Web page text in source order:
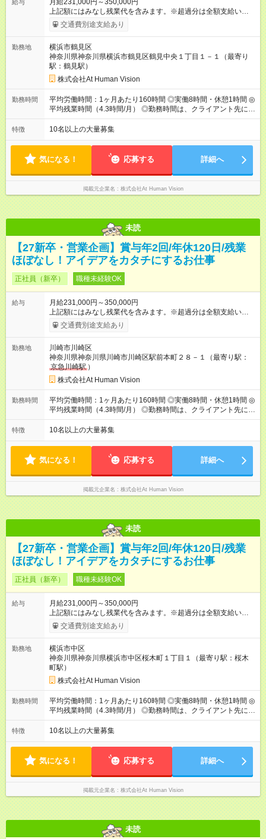
給与
月給231,000円～350,000円
上記額にはみなし残業代を含みます。※超過分は全額支給いたし
ます。 みなし残業代 24,000円 ～ 37,000円／月 みなし残業時
間 15時間／月 【給与】 月給： 大卒・院卒 ：243，000
（固定残業代 24，000円） 賞与：年２回 （業績連動型） 昇
給：年２回（3月、9月) 試用期間：6ヶ月 ※上記額にはみなし残
業代（月15時間分）が含まれた 金額になります。超過分は追加
で全額支給。 【頑張りを給与・キャリアに還元します】 年に2
回⼈事評価があり等級が決まります。 等級に合わせた給与設定
のため、若い内からでも頑張り次第で給与アップが叶います。
⼀般職（20～31万円）→リーダー（⽉給26～36万円） →係⻑
～58万円） 【試用期間】試用期間あり 試用期間の長さ：6ヶ月
※ 雇用形態と給与に、本採用時と異なる部分があります。 雇用
形態：本採用時と同じです。 給与：月給 224,000円 ～ 330,000
円 上記額にはみなし残業代を含みます。※超過分は全額支給い
たします。 みなし残業代 24,000円 ～ 34,000円／月 みなし残業
時間 15時間／月
交通費別途支給あり
勤務地
横浜市鶴見区
神奈川県神奈川県横浜市鶴見区鶴見中央１丁目１－１（最寄り
駅：鶴見駅）
株式会社At Human Vision
勤務時間
平均労働時間：1ヶ月あたり160時間 ◎実働8時間・休憩1時間 ◎
平均残業時間（4.3時間/月） ◎勤務時間は、クライアント先に
より異なります。 ※＜シフト例＞ 10:00～19:00／11:00～
20:00 平均労働時間：1ヶ月あたり160時間 ◎実働8時間・休憩1
先に より異なります。 ※＜シフト例＞ 10:00～19:00／11:00
～20:00
特徴 10名以上の大量募集
気になる！ 応募する 詳細へ
掲載元企業名 株式会社At Human Vision
未読
【27新卒・営業企画】賞与年2回/年休120日/残業
ほぼなし！アイデアをカタチにするお仕事
正社員（新卒） 職種未経験OK
給与
月給231,000円～350,000円
上記額にはみなし残業代を含みます。※超過分は全額支給いたし
ます。 みなし残業代 24,000円 ～ 37,000円／月 みなし残業時
間 15時間／月 【給与】 月給： 大卒・院卒 ：243，000
（固定残業代 24，000円） 賞与：年２回 （業績連動型） 昇
給：年２回（3月、9月) 試用期間：6ヶ月 ※上記額にはみなし残
業代（月15時間分）が含まれた 金額になります。超過分は追加
で全額支給。 【頑張りを給与・キャリアに還元します】 年に2
回⼈事評価があり等級が決まります。 等級に合わせた給与設定
のため、若い内からでも頑張り次第で給与アップが叶います。
⼀般職（20～31万円）→リーダー（⽉給26～36万円） →係⻑
～58万円） 【試用期間】試用期間あり 試用期間の長さ：6ヶ月
※ 雇用形態と給与に、本採用時と異なる部分があります。 雇用
形態：本採用時と同じです。 給与：月給 224,000円 ～ 330,000
円 上記額にはみなし残業代を含みます。※超過分は全額支給い
たします。 みなし残業代 24,000円 ～ 34,000円／月 みなし残業
時間 15時間／月
交通費別途支給あり
勤務地
川崎市川崎区
神奈川県神奈川県川崎市川崎区駅前本町２８－１（最寄り駅：
京急川崎駅 ）
株式会社At Human Vision
勤務時間
平均労働時間：1ヶ月あたり160時間 ◎実働8時間・休憩1時間 ◎
平均残業時間（4.3時間/月） ◎勤務時間は、クライアント先に
より異なります。 ※＜シフト例＞ 10:00～19:00／11:00～
20:00 平均労働時間：1ヶ月あたり160時間 ◎実働8時間・休憩1
先に より異なります。 ※＜シフト例＞ 10:00～19:00／11:00
～20:00
特徴 10名以上の大量募集
気になる！ 応募する 詳細へ
掲載元企業名 株式会社At Human Vision
未読
【27新卒・営業企画】賞与年2回/年休120日/残業
ほぼなし！アイデアをカタチにするお仕事
正社員（新卒） 職種未経験OK
給与
月給231,000円～350,000円
上記額にはみなし残業代を含みます。※超過分は全額支給いたし
ます。 みなし残業代 24,000円 ～ 37,000円／月 みなし残業時
間 15時間／月 【給与】 月給： 大卒・院卒 ：243，000
（固定残業代 24，000円） 賞与：年２回 （業績連動型） 昇
給：年２回（3月、9月) 試用期間：6ヶ月 ※上記額にはみなし残
業代（月15時間分）が含まれた 金額になります。超過分は追加
で全額支給。 【頑張りを給与・キャリアに還元します】 年に2
回⼈事評価があり等級が決まります。 等級に合わせた給与設定
のため、若い内からでも頑張り次第で給与アップが叶います。
⼀般職（20～31万円）→リーダー（⽉給26～36万円） →係⻑
～58万円） 【試用期間】試用期間あり 試用期間の長さ：6ヶ月
※ 雇用形態と給与に、本採用時と異なる部分があります。 雇用
形態：本採用時と同じです。 給与：月給 224,000円 ～ 330,000
円 上記額にはみなし残業代を含みます。※超過分は全額支給い
たします。 みなし残業代 24,000円 ～ 34,000円／月 みなし残業
時間 15時間／月
交通費別途支給あり
勤務地
横浜市中区
神奈川県神奈川県横浜市中区桜木町１丁目１（最寄り駅：桜木
町駅）
株式会社At Human Vision
勤務時間
平均労働時間：1ヶ月あたり160時間 ◎実働8時間・休憩1時間 ◎
平均残業時間（4.3時間/月） ◎勤務時間は、クライアント先に
より異なります。 ※＜シフト例＞ 10:00～19:00／11:00～
20:00 平均労働時間：1ヶ月あたり160時間 ◎実働8時間・休憩1
先に より異なります。 ※＜シフト例＞ 10:00～19:00／11:00
～20:00
特徴 10名以上の大量募集
気になる！ 応募する 詳細へ
掲載元企業名 株式会社At Human Vision
未読